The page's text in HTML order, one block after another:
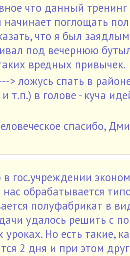
что данный
поглощать
что я был
под вечернюю
вредных привычек.
> ложусь спать в
т.п.) в голове - куча
спасибо,
гос.учреждении
обрабатывается
полуфабрикат в
удалось решить с
уроках. Но есть такие,
2 дня и при этом